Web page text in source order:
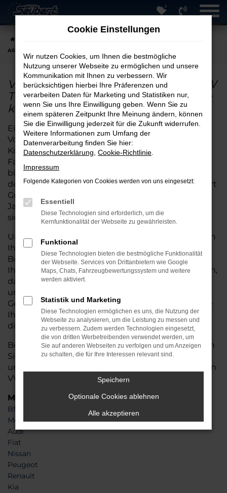
Zum
Hauptinhalt
springen
0
Allspace JahreswagenVW Tiguan Allspace Jahreswagen online kaufen
VW Tiguan Allspace JahreswagenVW
Tiguan Allspace Jahreswagen online
kaufen
Ein VW-Tiguan Allspace Jahreswagen vereint die
Vorteile eines Neuwagens mit den attraktiven
Konditionen eines Gebrauchtwagens. Diese
Fahrzeuge sind meist nur wenige Monate alt,
bieten eine umfangreiche Ausstattung und sind
deutlich günstiger als Neuwagen. Bei Auto Seubert
GmbH in Straubing erwarten Sie top-gepflegte
Jahreswagen, die gründlich geprüft wurden und
sich in nahezu neuwertigem Zustand befinden.
Unsere Experten beraten Sie individuell und helfen
Ihnen, das perfekte VW-Tiguan Allspace für Ihre
Bedürfnisse zu finden. Darüber hinaus bieten wir
Ihnen flexible Finanzierungs- und Leasingoptionen,
damit der Kauf Ihres Jahreswagens ebenso
unkompliziert wie flexibel gestaltet werden kann.
Gerne übernehmen wir auch die Inzahlungnahme
Ihres aktuellen Fahrzeugs und kümmern uns um
die Zulassung.
Besuchen Sie Auto Seubert GmbH und entdecken
Sie unseren Bestand an Jahreswagen. Wir freuen
uns darauf, Sie bei der Auswahl Ihres nahezu neuen
VW-Tiguan Allspace zu unterstützen!
Marken
BMW
Mercedes-Benz
Audi
Fiat
Nissan
Peugeot
Renault
Kia
Cookie Einstellungen
Wir nutzen Cookies, um Ihnen die bestmögliche
Nutzung unserer Webseite zu ermöglichen und unsere
Kommunikation mit Ihnen zu verbessern. Wir
berücksichtigen hierbei Ihre Präferenzen und
verarbeiten Daten für Marketing und Statistiken nur,
wenn Sie uns Ihre Einwilligung geben. Wenn Sie zu
einem späteren Zeitpunkt Ihre Meinung ändern, können
Sie die Einwilligung jederzeit für die Zukunft widerrufen.
Weitere Informationen zum Umfang der
Datenverarbeitung finden Sie hier:
Datenschutzerklärung Cookie-Richtlinie
Impressum
Folgende Kategorien von Cookies werden von uns eingesetzt:
Essentiell
Diese Technologien sind erforderlich, um die
Kernfunktionalität der Webseite zu gewährleisten.
Funktional
Diese Technologien bieten die bestmögliche Funktionalität
der Webseite. Services von Drittanbietern wie Google
Maps, Chats, Fahrzeugbewertungssystem und weitere
werden aktiviert.
Statistik und Marketing
Diese Technologien ermöglichen es uns, die Nutzung der
Webseite zu analysieren, um die Leistung zu messen und
zu verbessern. Zudem werden Technologien eingesetzt,
die von dritten Werbetreibenden verwendet werden, um
Sie auf anderen Webseiten zu verfolgen und um Anzeigen
zu schalten, die für Ihre Interessen relevant sind.
Speichern
Optionale Cookies ablehnen
Alle akzeptieren